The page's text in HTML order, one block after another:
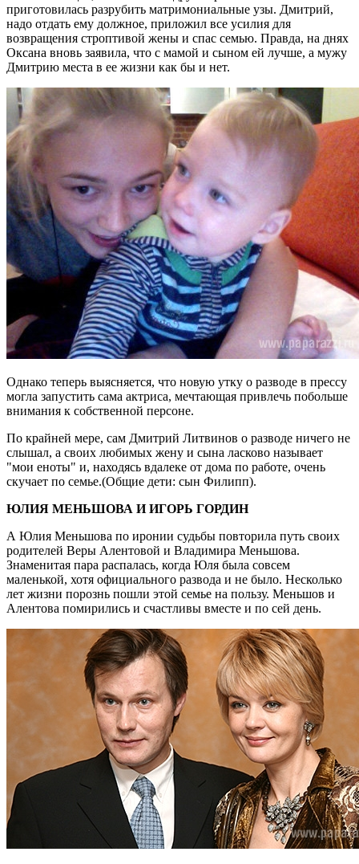
приготовилась разрубить матримониальные узы. Дмитрий,
надо отдать ему должное, приложил все усилия для
возвращения строптивой жены и спас семью. Правда, на днях
Оксана вновь заявила, что с мамой и сыном ей лучше, а мужу
Дмитрию места в ее жизни как бы и нет.
Однако теперь выясняется, что новую утку о разводе в прессу
могла запустить сама актриса, мечтающая привлечь побольше
внимания к собственной персоне.
По крайней мере, сам Дмитрий Литвинов о разводе ничего не
слышал, а своих любимых жену и сына ласково называет
"мои еноты" и, находясь вдалеке от дома по работе, очень
скучает по семье.(Общие дети: сын Филипп).
ЮЛИЯ МЕНЬШОВА И ИГОРЬ ГОРДИН
А Юлия Меньшова по иронии судьбы повторила путь своих
родителей Веры Алентовой и Владимира Меньшова.
Знаменитая пара распалась, когда Юля была совсем
маленькой, хотя официального развода и не было. Несколько
лет жизни порознь пошли этой семье на пользу. Меньшов и
Алентова помирились и счастливы вместе и по сей день.